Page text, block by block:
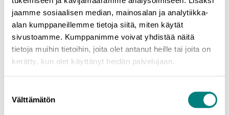
jaamme sosiaalisen median, mainosalan ja analytiikka-
alan kumppaneillemme tietoja siitä, miten käytät
sivustoamme. Kumppanimme voivat yhdistää näitä
tietoja muihin tietoihin, joita olet antanut heille tai joita on
kerätty, kun olet käyttänyt heidän palvelujaan.
valinta
Välttämätön
Mikäli sinulla on asiasta kysyttävää, ole yhteydessä: